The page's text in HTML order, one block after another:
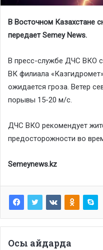
В Восточном Казахстане
передает Semey News.
В пресс-службе ДЧС ВКО
ВК филиала
ожидается гроза. Ветер
порывы 15-20 м/с.
ДЧС ВКО рекомендует
предосторожности во
Semeynews.kz
Осы айдарда